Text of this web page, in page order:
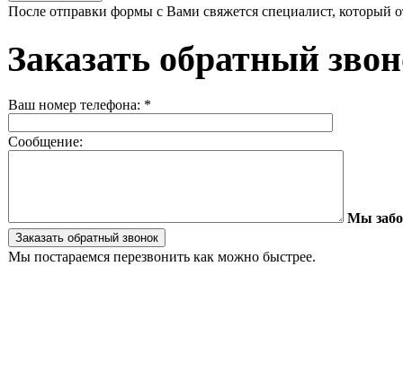
После отправки формы с Вами свяжется специалист, который
Заказать обратный
Ваш номер телефона: *
Сообщение:
Мы
Мы постараемся перезвонить как можно быстрее.